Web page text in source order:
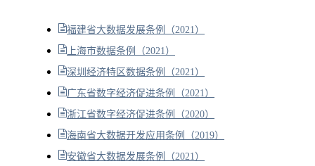
福建省大数据发展条例（2021）
上海市数据条例（2021）
深圳经济特区数据条例（2021）
广东省数字经济促进条例（2021）
浙江省数字经济促进条例（2020）
海南省大数据开发应用条例（2019）
安徽省大数据发展条例（2021）